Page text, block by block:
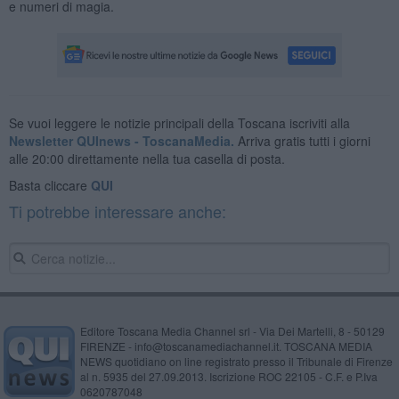
e numeri di magia.
Se vuoi leggere le notizie principali della Toscana iscriviti alla
Newsletter QUInews - ToscanaMedia. Arriva gratis tutti i giorni
alle 20:00 direttamente nella tua casella di posta.
Basta cliccare QUI
Ti potrebbe interessare anche:
Editore Toscana Media Channel srl - Via Dei Martelli, 8 - 50129
FIRENZE - info@toscanamediachannel.it. TOSCANA MEDIA
NEWS quotidiano on line registrato presso il Tribunale di Firenze
al n. 5935 del 27.09.2013. Iscrizione ROC 22105 - C.F. e P.Iva
0620787048